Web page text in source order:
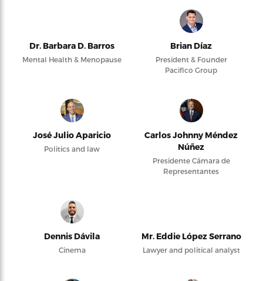
Dr. Barbara D. Barros
Mental Health & Menopause
Brian Díaz
President & Founder
Pacifico Group
José Julio Aparicio
Politics and law
Carlos Johnny Méndez
Núñez
Presidente Cámara de
Representantes
Dennis Dávila
Cinema
Mr. Eddie López Serrano
Lawyer and political analyst